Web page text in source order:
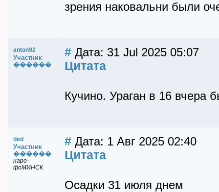
зрения наковальни были
anton92
Участник
������
# Дата: 31 Jul 2025 05:07
Цитата
Кучино. Ураган в 16 вчера
ded
Участник
������
наро-
фоМИНСК
# Дата: 1 Авг 2025 02:40
Цитата
Осадки 31 июля днем